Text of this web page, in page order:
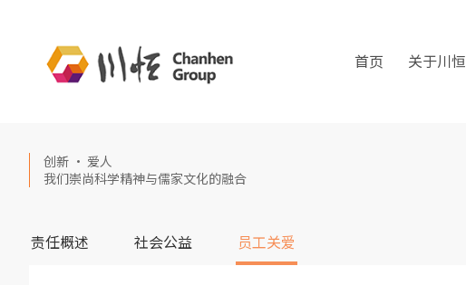
首页 关于川恒
创新 · 爱人
我们崇尚科学精神与儒家文化的融合
责任概述 社会公益 员工关爱